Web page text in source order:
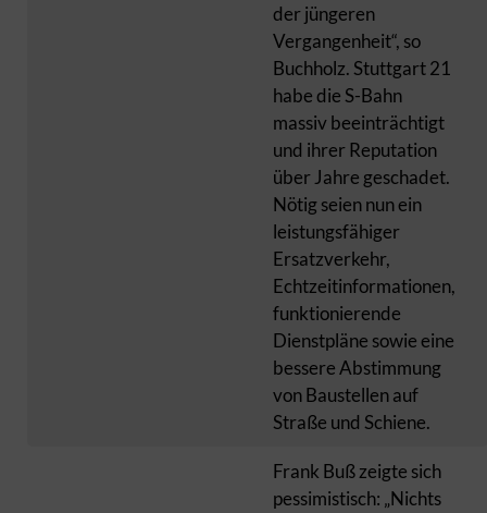
der jüngeren
Vergangenheit“, so
Buchholz. Stuttgart 21
habe die S-Bahn
massiv beeinträchtigt
und ihrer Reputation
über Jahre geschadet.
Nötig seien nun ein
leistungsfähiger
Ersatzverkehr,
Echtzeitinformationen,
funktionierende
Dienstpläne sowie eine
bessere Abstimmung
von Baustellen auf
Straße und Schiene.
Frank Buß zeigte sich
pessimistisch: „Nichts